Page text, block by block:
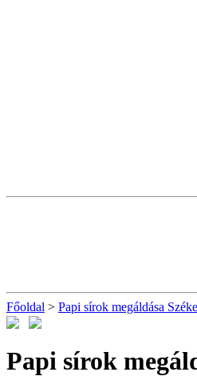
Főoldal > Papi sírok megáldása
Papi sírok